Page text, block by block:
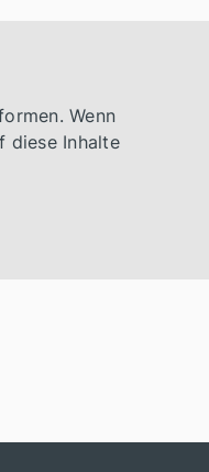
Wenn
diese Inhalte